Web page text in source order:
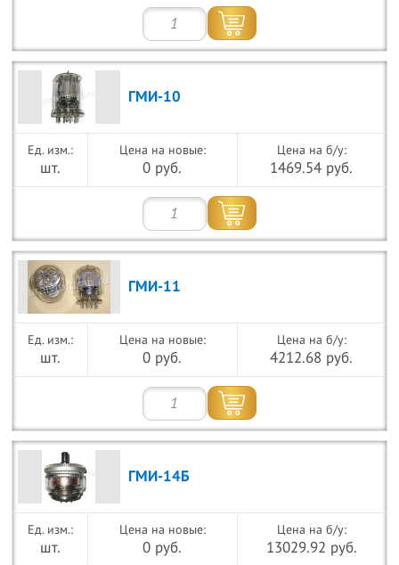
ГМИ-10
шт.
Цена на новые:
0 руб.
Цена на б/у:
1469.54 руб.
ГМИ-11
шт.
Цена на новые:
0 руб.
Цена на б/у:
4212.68 руб.
ГМИ-14Б
шт.
Цена на новые:
0 руб.
Цена на б/у:
13029.92 руб.